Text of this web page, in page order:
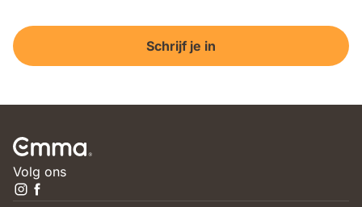
Schrijf je in
Volg ons